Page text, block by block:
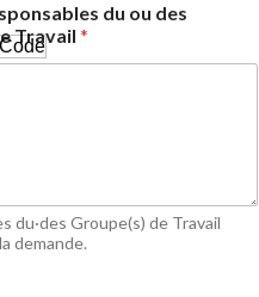
du ou des
Travail *
du·des Groupe(s) de Travail
demande.